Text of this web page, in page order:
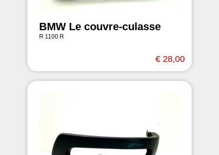
BMW Le couvre-culasse
R 1100 R
€ 28,00